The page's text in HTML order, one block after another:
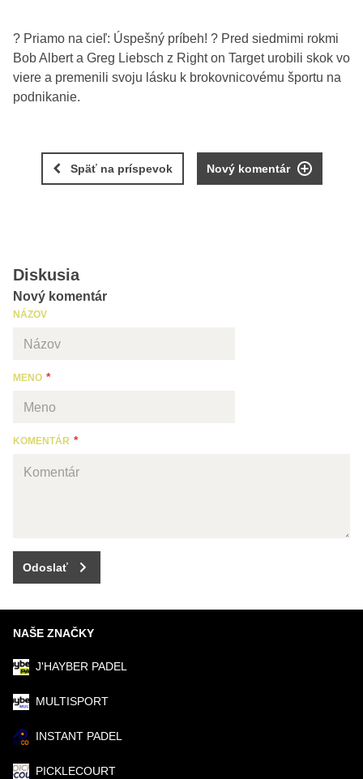
? Priamo na cieľ: Úspešný príbeh! ? Pred siedmimi rokmi
Bob Albert a Greg Liebsch z Right on Target urobili skok vo
viere a premenili svoju lásku k brokovnicovému športu na
podnikanie.
Späť na príspevok Nový komentár
Diskusia
Nový komentár
NÁZOV
MENO
KOMENTÁR
Odoslať
NAŠE ZNAČKY
J'HAYBER PADEL
MULTISPORT
INSTANT PADEL
PICKLECOURT